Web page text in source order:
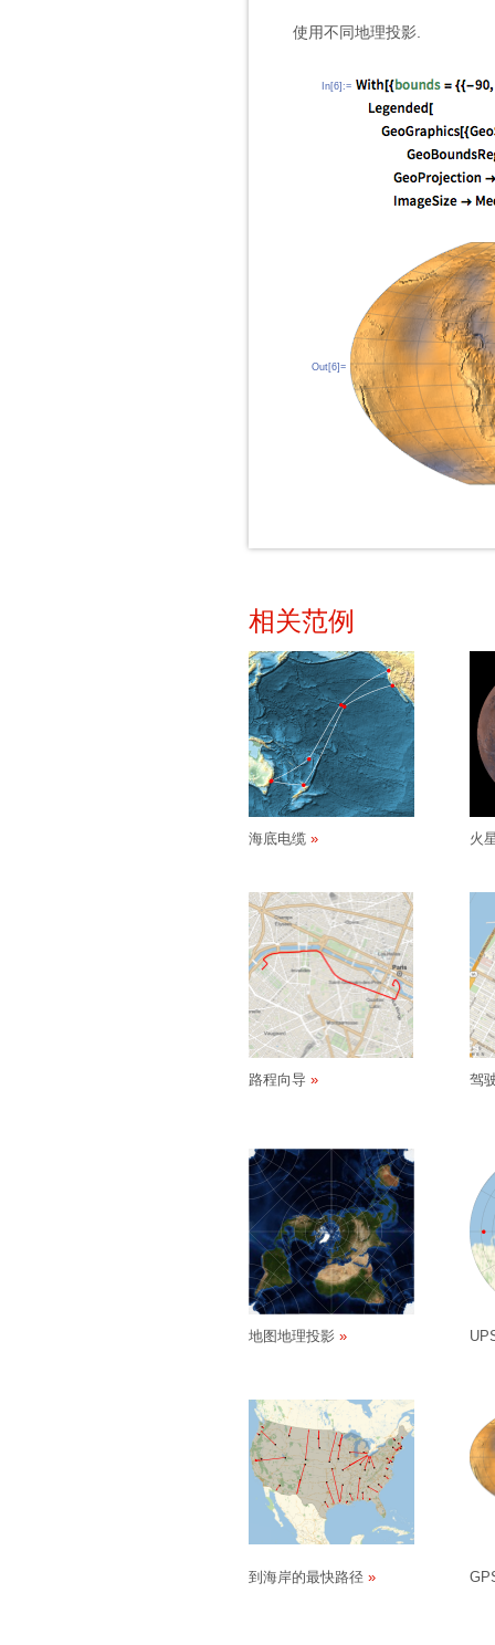
使用不同地理投影.
In[6]:=
Out[6]=
相关范例
海底电缆 火
路程向导 驾
地图地理投影
到海岸的最快路径